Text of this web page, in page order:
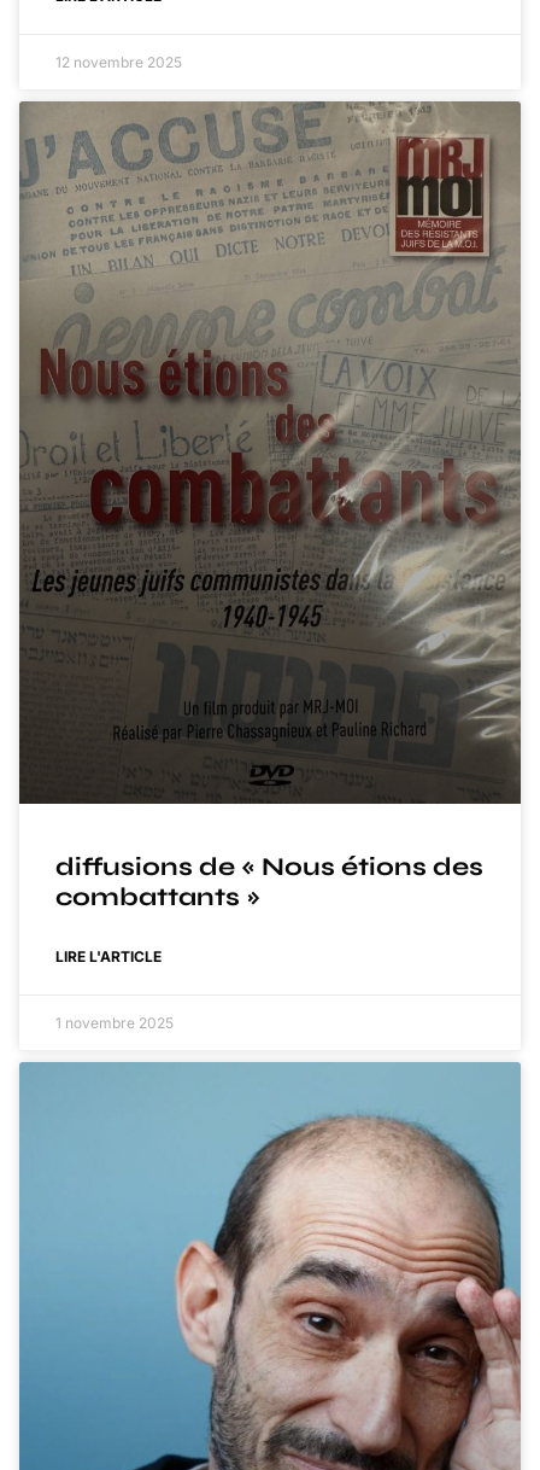
12 novembre 2025
diffusions de « Nous étions des
combattants »
LIRE L'ARTICLE
1 novembre 2025